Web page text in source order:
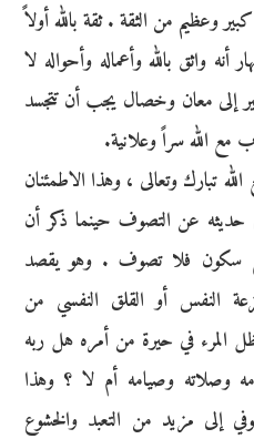
وعظيم من الثقة . ثقة بالله أولاً
واثق بالله وأعماله وأحواله لا
إلى معان وخصال يجب أن تتجسد
مع الله سراً وعلانية.
تبارك وتعالى ، وهذا الاطمئنان
حديثه عن التصوف حينما ذكر أن
سكون فلا تصوف . وهو يقصد
النفس أو القلق النفسي من
المرء في حيرة من أمره هل ربه
وصلاته وصيامه أم لا ؟ وهذا
إلى مزيد من التعبد والخشوع